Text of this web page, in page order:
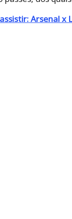
Arsenal x